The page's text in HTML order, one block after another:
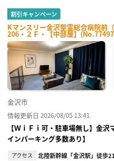
割引キャンペーン
Kマンスリー金沢聖霊総合病院前
206・２Ｆ・【中部屋】
金沢市
情報更新日 2026/08/05 13:41
【ＷｉＦｉ可・駐車場無し】金
インパーキング多数あり】
アクセス 北陸新幹線「金沢駅」徒歩